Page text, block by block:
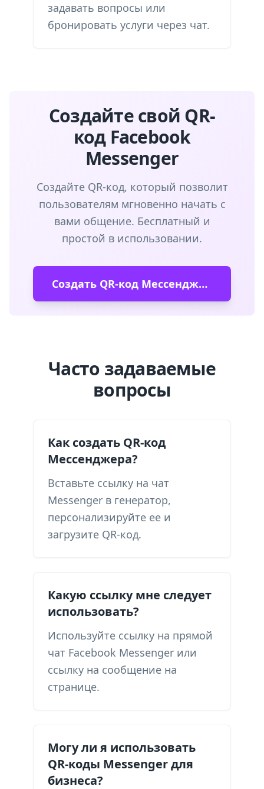
задавать вопросы или
бронировать услуги через чат.
Создайте свой QR-
код Facebook
Messenger
Создайте QR-код, который позволит
пользователям мгновенно начать с
вами общение. Бесплатный и
простой в использовании.
Создать QR-код Мессенджера
Часто задаваемые
вопросы
Как создать QR-код
Мессенджера?
Вставьте ссылку на чат
Messenger в генератор,
персонализируйте ее и
загрузите QR-код.
Какую ссылку мне следует
использовать?
Используйте ссылку на прямой
чат Facebook Messenger или
ссылку на сообщение на
странице.
Могу ли я использовать
QR-коды Messenger для
бизнеса?